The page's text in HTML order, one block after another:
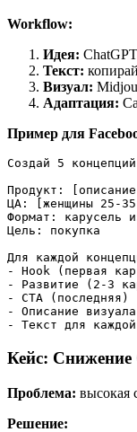
Workflow:
Идея:
Текст:
Визуал:
Адаптация:
Пример для
Создай 5
Продукт: [описание]
ЦА: [женщины 25-
Формат: карусель
Цель: покупка
Для каждой
- Hook (первая
- Развитие (2-3
- CTA (последняя)
- Описание визуала
Кейс: Снижение
Проблема: высокая
Решение: